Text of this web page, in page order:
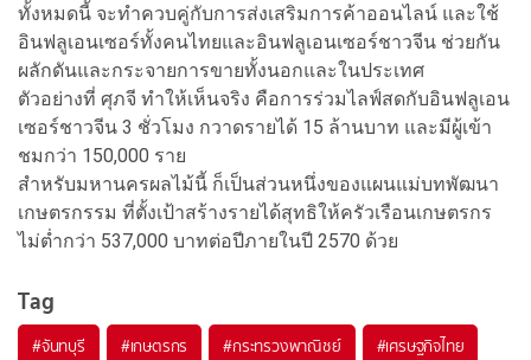
ทั้งหมดนี้ จะทำควบคู่กับการส่งเสริมการค้าออนไลน์ และใช้
อินฟลูเอนเซอร์ทั้งคนไทยและอินฟลูเอนเซอร์ชาวจีน ช่วยกัน
ผลักดันและกระจายการขายทั้งนอกและในประเทศ
ตัวอย่างที่ ศุภจี ทำให้เห็นจริง คือการร่วมไลฟ์สดกับอินฟลูเอน
เซอร์ชาวจีน 3 ชั่วโมง กวาดรายได้ 15 ล้านบาท และมีผู้เข้า
ชมกว่า 150,000 ราย
สำหรับมหานครผลไม้นี้ ก็เป็นส่วนหนึ่งของแผนแม่บทพัฒนา
เกษตรกรรม ที่ตั้งเป้าสร้างรายได้สุทธิให้ครัวเรือนเกษตรกร
ไม่ต่ำกว่า 537,000 บาทต่อปีภายในปี 2570 ด้วย
Tag
#จันทบุรี #เกษตรกร #กระทรวงพาณิชย์ #เศรษฐกิจไทย